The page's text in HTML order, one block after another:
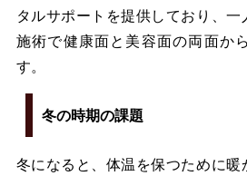
タルサポートを提供しており、一
施術で健康面と美容面の両面か
す。
冬の時期の課題
冬になると、体温を保つために